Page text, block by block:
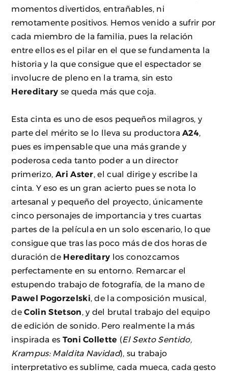
momentos divertidos, entrañables, ni
remotamente positivos. Hemos venido a sufrir por
cada miembro de la familia, pues la relación
entre ellos es el pilar en el que se fundamenta la
historia y la que consigue que el espectador se
involucre de pleno en la trama, sin esto
Hereditary se queda más que coja.
Esta cinta es uno de esos pequeños milagros, y
parte del mérito se lo lleva su productora A24
pues es impensable que una más grande y
poderosa ceda tanto poder a un director
primerizo, Ari Aster , el cual dirige y escribe la
cinta. Y eso es un gran acierto pues se nota lo
artesanal y pequeño del proyecto, únicamente
cinco personajes de importancia y tres cuartas
partes de la película en un solo escenario, lo que
consigue que tras las poco más de dos horas de
duración de Hereditary los conozcamos
perfectamente en su entorno. Remarcar el
estupendo trabajo de fotografía, de la mano de
Pawel Pogorzelski , de la composición musical,
deColin Stetson , y del brutal trabajo del equipo
de edición de sonido. Pero realmente la más
inspirada es Toni Collette (El Sexto Sentido,
Krampus: Maldita Navidad), su trabajo
interpretativo es sublime, cada mueca, cada gesto